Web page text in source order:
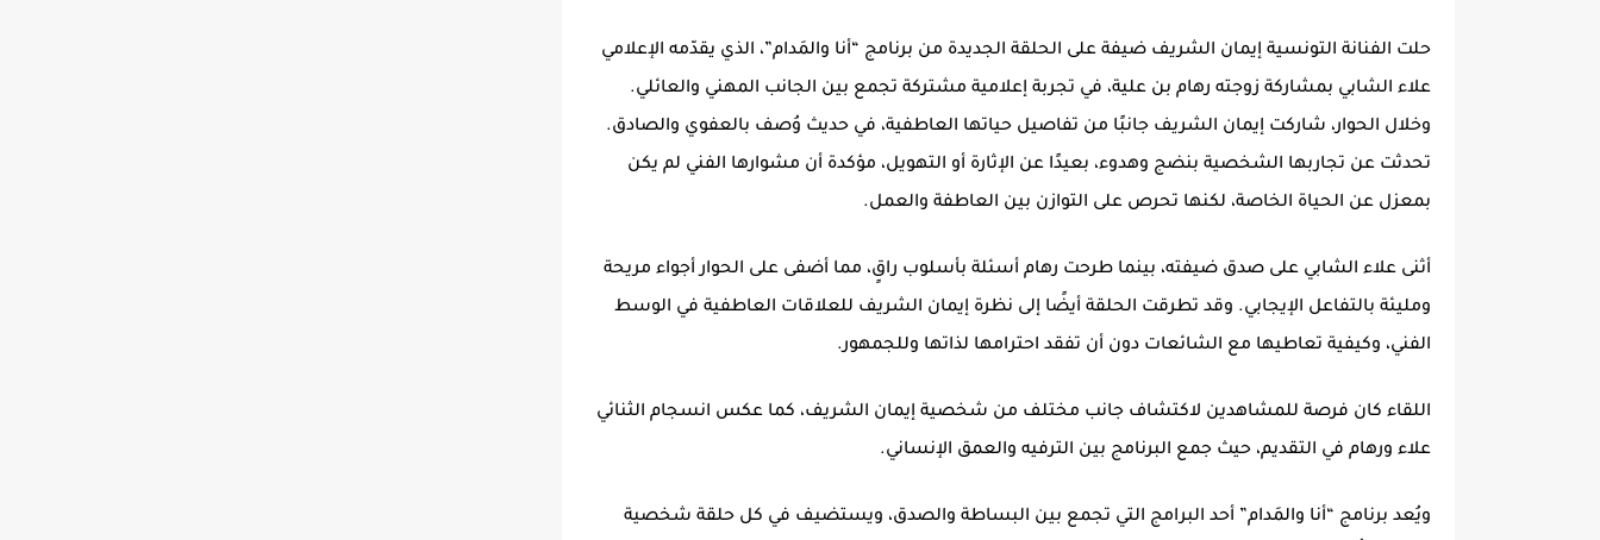
حلت الفنانة التونسية إيمان الشريف ضيفة على الحلقة الجديدة من برنامج “أنا والمَدام”، الذي يقدّمه الإعلامي
علاء الشابي بمشاركة زوجته رهام بن علية، في تجربة إعلامية مشتركة تجمع بين الجانب المهني والعائلي.
وخلال الحوار، شاركت إيمان الشريف جانبًا من تفاصيل حياتها العاطفية، في حديث وُصف بالعفوي والصادق.
تحدثت عن تجاربها الشخصية بنضج وهدوء، بعيدًا عن الإثارة أو التهويل، مؤكدة أن مشوارها الفني لم يكن
بمعزل عن الحياة الخاصة، لكنها تحرص على التوازن بين العاطفة والعمل.
أثنى علاء الشابي على صدق ضيفته، بينما طرحت رهام أسئلة بأسلوب راقٍ، مما أضفى على الحوار أجواء مريحة
ومليئة بالتفاعل الإيجابي. وقد تطرقت الحلقة أيضًا إلى نظرة إيمان الشريف للعلاقات العاطفية في الوسط
الفني، وكيفية تعاطيها مع الشائعات دون أن تفقد احترامها لذاتها وللجمهور.
اللقاء كان فرصة للمشاهدين لاكتشاف جانب مختلف من شخصية إيمان الشريف، كما عكس انسجام الثنائي
علاء ورهام في التقديم، حيث جمع البرنامج بين الترفيه والعمق الإنساني.
ويُعد برنامج “أنا والمَدام” أحد البرامج التي تجمع بين البساطة والصدق، ويستضيف في كل حلقة شخصية